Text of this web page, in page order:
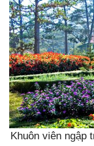
Khuôn viên ngập